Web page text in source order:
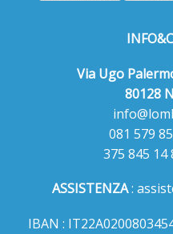
Via Ugo
80128
081 579
375 845 14
ASSISTENZA:
IBAN :